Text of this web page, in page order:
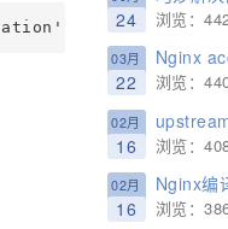
24 浏览：
03月
22
Nginx
浏览：
02月
16
upstream timed out (110:
浏览：
02月
16
Nginx编译报错./
浏览：